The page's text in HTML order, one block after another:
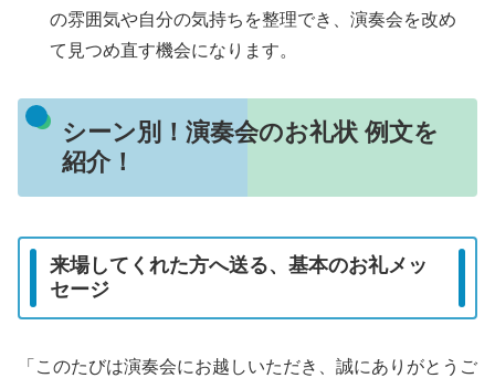
の雰囲気や自分の気持ちを整理でき、演奏会を改め
て見つめ直す機会になります。
シーン別！演奏会のお礼状 例文を
紹介！
来場してくれた方へ送る、基本のお礼メッ
セージ
「このたびは演奏会にお越しいただき、誠にありがとうご